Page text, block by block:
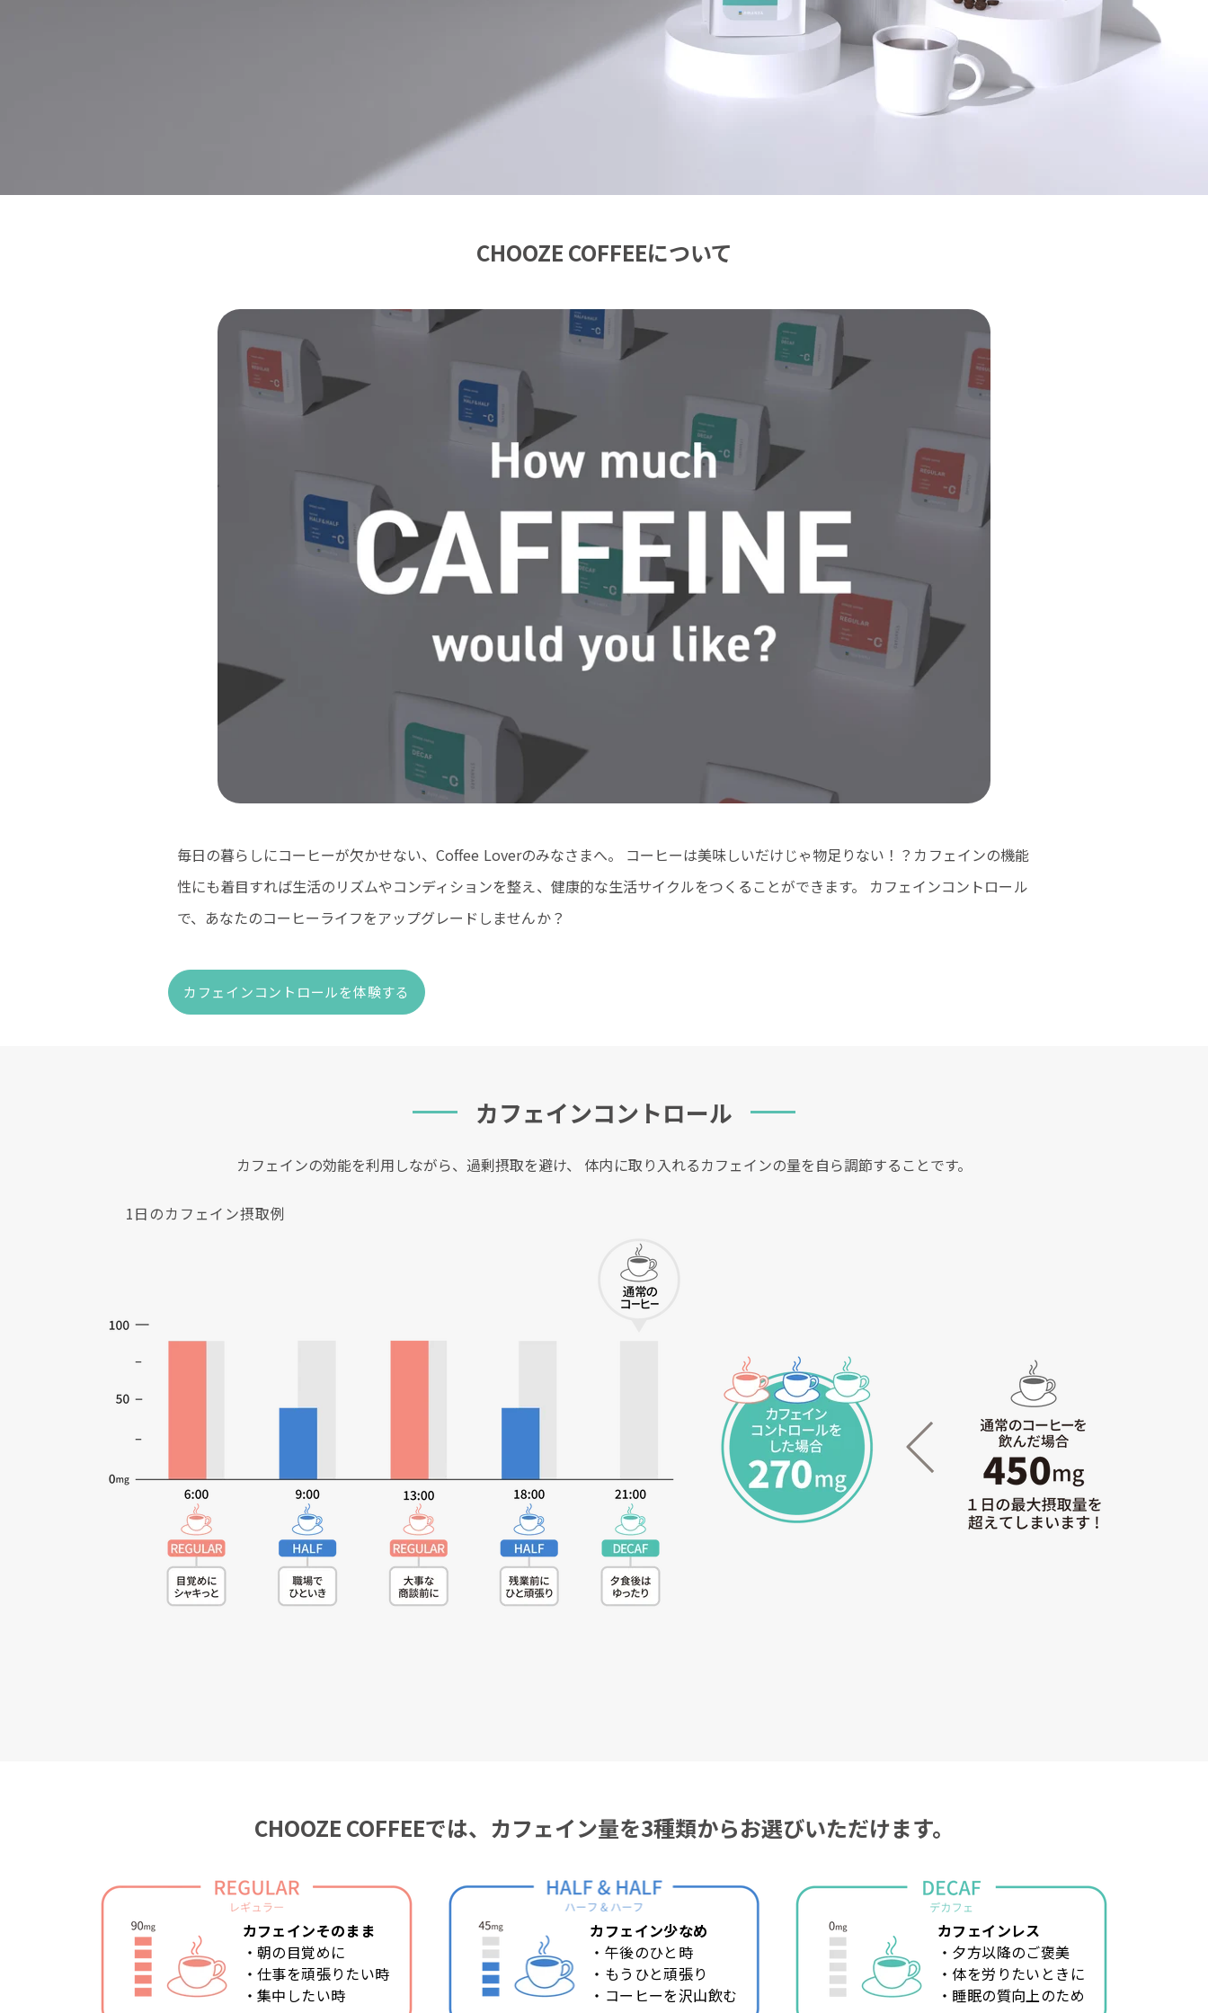
CHOOZE COFFEEについて
毎日の暮らしにコーヒーが欠かせない、Coffee Loverのみなさまへ。 コーヒーは美味しいだけじゃ物足りない！？カフェインの機能
性にも着目すれば生活のリズムやコンディションを整え、健康的な生活サイクルをつくることができます。 カフェインコントロール
で、あなたのコーヒーライフをアップグレードしませんか？
カフェインコントロールを体験する
カフェインコントロール
カフェインの効能を利用しながら、過剰摂取を避け、 体内に取り入れるカフェインの量を自ら調節することです。
1日のカフェイン摂取例
CHOOZE COFFEEでは、カフェイン量を3種類からお選びいただけます。
カフェインそのまま
・朝の目覚めに
・仕事を頑張りたい時
・集中したい時
カフェイン少なめ
・午後のひと時
・もうひと頑張り
・コーヒーを沢山飲む
カフェインレス
・夕方以降のご褒美
・体を労りたいときに
・睡眠の質向上のため